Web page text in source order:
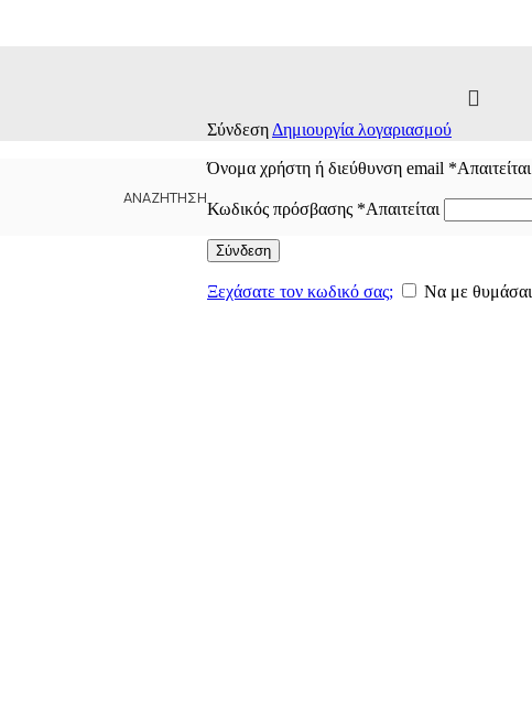
ΑΝΑΖΉΤΗΣΗ
Σύνδεση Δημιουργία λογαριασμού
Όνομα χρήστη ή διεύθυνση email *Απαιτείται
Κωδικός πρόσβασης *Απαιτείται
Σύνδεση
Ξεχάσατε τον κωδικό σας; Να με θυμάσαι